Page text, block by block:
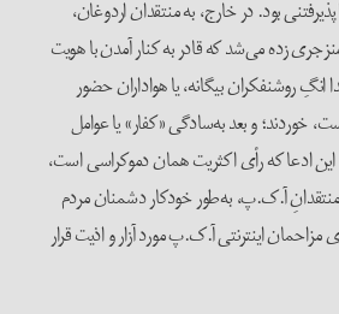
بود. در خارج، به منتقدان اردوغان،
زده می‌شد که قادر به کنار آمدن با هویت
انگِ روشنفکران بیگانه، یا هواداران حضور
خوردند؛ و بعد به‌سادگی «کفار» یا عوامل
ادعا که رأی اکثریت همان دموکراسی است،
منتقدانِ آ.ک.پ، به‌طور خودکار دشمنان مردم
اینترنتی آ.ک.پ مورد آزار و اذیت قرار